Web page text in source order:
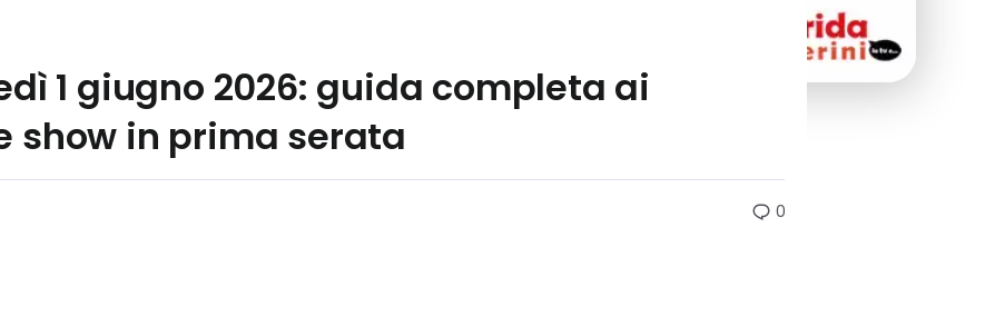
1 giugno 2026: guida completa ai
show in prima serata
0